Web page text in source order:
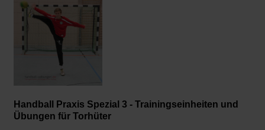
Handball Praxis Spezial 3 - Trainingseinheiten und
Übungen für Torhüter